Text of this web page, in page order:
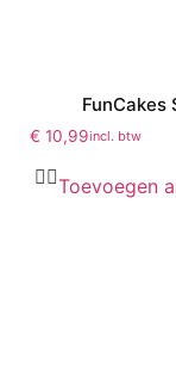
€ 10,99incl. btw
Toevoegen